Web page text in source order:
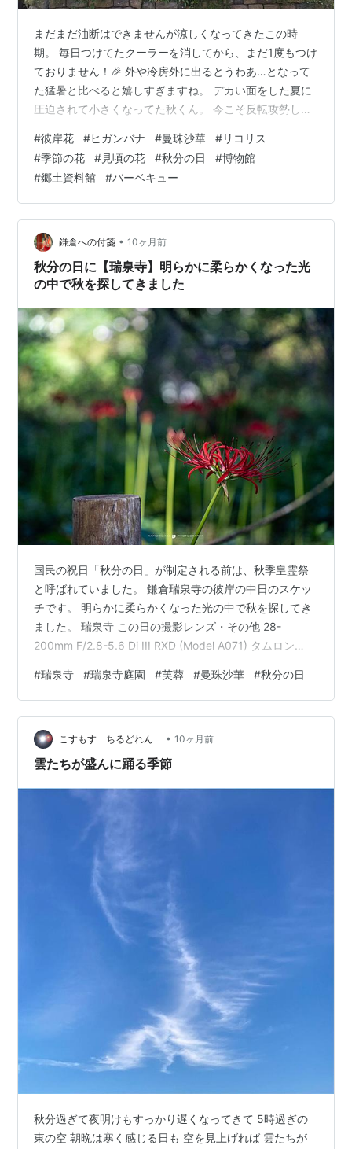
まだまだ油断はできませんが涼しくなってきたこの時
期。 毎日つけてたクーラーを消してから、まだ1度もつけ
ておりません！🎉 外や冷房外に出るとうわあ…となって
た猛暑と比べると嬉しすぎますね。 デカい面をした夏に
圧迫されて小さくなってた秋くん。 今こそ反転攻勢して
食欲の秋ですがそれに囚われない日記をですね。 秋分の
日あたりが見頃なあの花 彼岸花、ヒガンバナ、リコリ
ス、曼珠沙華などなど色んな名前で有名ですね。 その彼
岸花の名所が埼玉県日高市にあり... 巾着田
kinchakuda.com 【巾着田曼珠沙華公園】 入 場 料：１
人５００円／１日 開園…
#彼岸花 #ヒガンバナ #曼珠沙華 #リコリス
#季節の花 #見頃の花 #秋分の日 #博物館
#郷土資料館 #バーベキュー
鎌倉への付箋 • 10ヶ月前
秋分の日に【瑞泉寺】明らかに柔らかくなった光
の中で秋を探してきました
国民の祝日「秋分の日」が制定される前は、秋季皇霊祭
と呼ばれていました。 鎌倉瑞泉寺の彼岸の中日のスケッ
チです。 明らかに柔らかくなった光の中で秋を探してき
ました。 瑞泉寺 この日の撮影レンズ・その他 28-
200mm F/2.8-5.6 Di III RXD (Model A071) タムロン
ルサイズ FE 16-35mm F2.8 GM G Master デジタル一眼
カメラα[Eマウント]用 純正レンズ SEL1635GM ソニー
(SONY) Amazon RICOH GR III PERFECT GUIDE パーフ
ェク…
#瑞泉寺 #瑞泉寺庭園 #芙蓉 #曼珠沙華 #秋分の日
こすもす ちるどれん • 10ヶ月前
雲たちが盛んに踊る季節
秋分過ぎて夜明けもすっかり遅くなってきて 5時過ぎの
東の空 朝晩は寒く感じる日も 空を見上げれば 雲たちが